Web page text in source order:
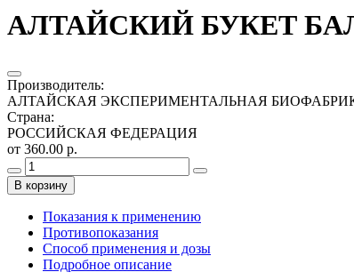
АЛТАЙСКИЙ БУКЕТ
Производитель:
АЛТАЙСКАЯ ЭКСПЕРИМЕНТАЛЬНАЯ
Страна:
РОССИЙСКАЯ ФЕДЕРАЦИЯ
от 360.00 р.
В корзину
Показания к применению
Противопоказания
Способ применения и дозы
Подробное описание